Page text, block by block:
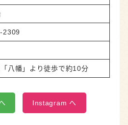
2309
八幡」より徒歩で約10分
Instagram へ